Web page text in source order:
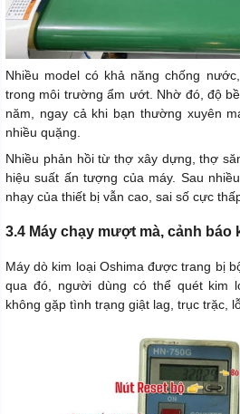
Nhiều model có khả năng chống
trong môi trường ẩm ướt. Nhờ đó, độ
năm, ngay cả khi bạn thường xuyên
nhiều quặng.
Nhiều phản hồi từ thợ xây dựng, thợ
hiệu suất ấn tượng của máy. Sau
nhạy của thiết bị vẫn cao, sai số cực
3.4 Máy chạy mượt mà, cảnh báo
Máy dò kim loại Oshima được trang bị
qua đó, người dùng có thể quét kim
không gặp tình trạng giật lag, trục trặc,